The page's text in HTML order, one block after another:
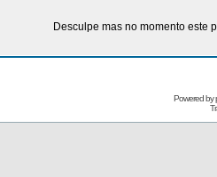
Desculpe mas no momento este
Powered by